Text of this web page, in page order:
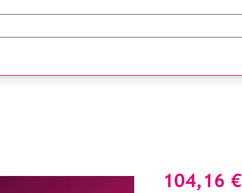
104,16 €